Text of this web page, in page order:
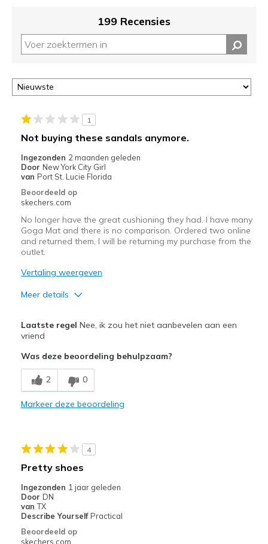
controleren
op
page
of
<a
de
page
met
de
migratiegeschiedenis
van
de
page_id
bezoeken.
199 Recensies
1
Not buying these sandals anymore.
Ingezonden 2 maanden geleden
Door New York City Girl
van Port St. Lucie Florida
Beoordeeld op
skechers.com
No longer have the great cushioning they had. I have many
Goga Mat and there is no comparison. Ordered two online
and returned them, I will be returning my purchase from the
outlet.
Vertaling weergeven
Meer details
Skechers are no longer the great shoe they use t
Minpunten
Poor Cushioning
Width
Feels true to width
Laatste regel Nee, ik zou het niet aanbevelen aan een
vriend
Was deze beoordeling behulpzaam?
2 0
Markeer deze beoordeling
4
Pretty shoes
Ingezonden 1 jaar geleden
Door DN
van TX
Describe Yourself Practical
Beoordeeld op
skechers.com